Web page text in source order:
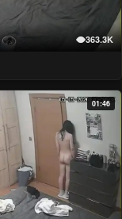
363.3K
01:46